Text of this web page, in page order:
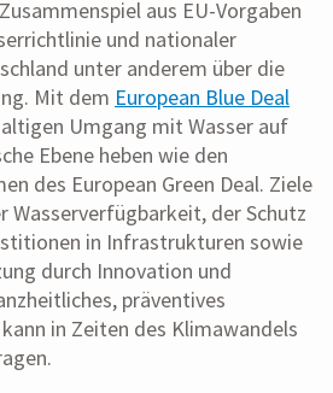
aus EU-Vorgaben
und nationaler
unter anderem über die
Mit dem European Blue Deal
Umgang mit Wasser auf
Ebene heben wie den
des European Green Deal. Ziele
Wasserverfügbarkeit, der Schutz
in Infrastrukturen sowie
durch Innovation und
präventives
in Zeiten des Klimawandels